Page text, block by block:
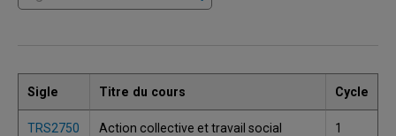
Sigle Titre du cours Cycle
TRS2750 Action collective et travail social 1